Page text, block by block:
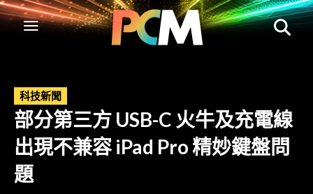
科技新聞
部分第三方 USB-C 火牛及充電線
出現不兼容 iPad Pro 精妙鍵盤問
題